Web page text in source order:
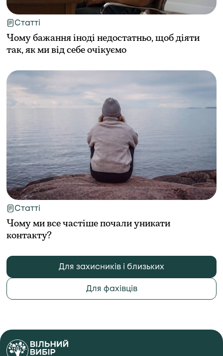
Статті
Чому бажання іноді недостатньо, щоб діяти
так, як ми від себе очікуємо
Статті
Чому ми все частіше почали уникати
контакту?
Для захисників і близьких
Для фахівців